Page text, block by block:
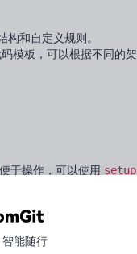
构和自定义规则。
模板，可以根据不同的架
于操作，可以使用 setup
，MVVM 或者是你自
DataStore）、仓库（
能随行